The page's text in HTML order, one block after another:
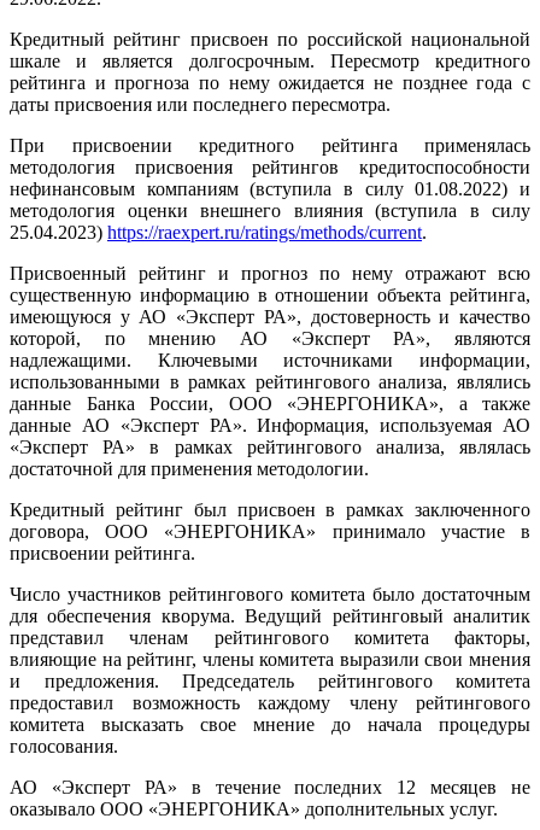
Кредитный рейтинг присвоен по российской национальной
шкале и является долгосрочным. Пересмотр кредитного
рейтинга и прогноза по нему ожидается не позднее года с
даты присвоения или последнего пересмотра.
При присвоении кредитного рейтинга применялась
методология присвоения рейтингов кредитоспособности
нефинансовым компаниям (вступила в силу 01.08.2022) и
методология оценки внешнего влияния (вступила в силу
25.04.2023) https://raexpert.ru/ratings/methods/current.
Присвоенный рейтинг и прогноз по нему отражают всю
существенную информацию в отношении объекта рейтинга,
имеющуюся у АО «Эксперт РА», достоверность и качество
которой, по мнению АО «Эксперт РА», являются
надлежащими. Ключевыми источниками информации,
использованными в рамках рейтингового анализа, являлись
данные Банка России, ООО «ЭНЕРГОНИКА», а также
данные АО «Эксперт РА». Информация, используемая АО
«Эксперт РА» в рамках рейтингового анализа, являлась
достаточной для применения методологии.
Кредитный рейтинг был присвоен в рамках заключенного
договора, ООО «ЭНЕРГОНИКА» принимало участие в
присвоении рейтинга.
Число участников рейтингового комитета было достаточным
для обеспечения кворума. Ведущий рейтинговый аналитик
представил членам рейтингового комитета факторы,
влияющие на рейтинг, члены комитета выразили свои мнения
и предложения. Председатель рейтингового комитета
предоставил возможность каждому члену рейтингового
комитета высказать свое мнение до начала процедуры
голосования.
АО «Эксперт РА» в течение последних 12 месяцев не
оказывало ООО «ЭНЕРГОНИКА» дополнительных услуг.